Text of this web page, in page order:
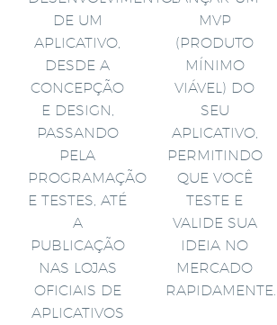
DE UM
APLICATIVO,
DESDE A
CONCEPÇÃO
E DESIGN,
PASSANDO
PELA
PROGRAMAÇÃO
E TESTES, ATÉ
A
PUBLICAÇÃO
NAS LOJAS
OFICIAIS DE
APLICATIVOS
MVP
(PRODUTO
MÍNIMO
VIÁVEL) DO
SEU
APLICATIVO,
PERMITINDO
QUE VOCÊ
TESTE E
VALIDE SUA
IDEIA NO
MERCADO
RAPIDAMENTE.